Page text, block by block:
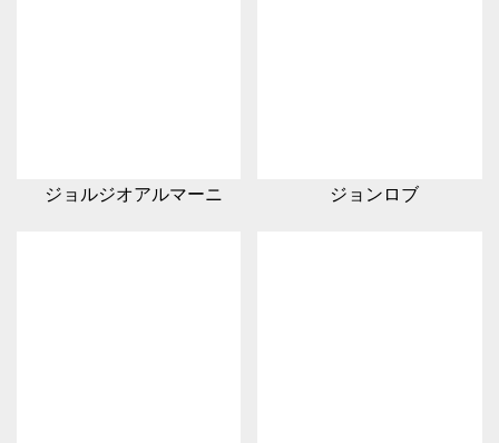
ジョルジオアルマーニ ジョンロブ